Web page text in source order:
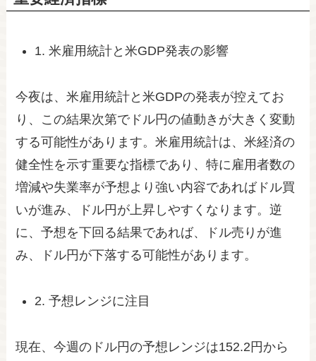
1. 米雇用統計と米GDP発表の影響
今夜は、米雇用統計と米GDPの発表が控えてお
り、この結果次第でドル円の値動きが大きく変動
する可能性があります。米雇用統計は、米経済の
健全性を示す重要な指標であり、特に雇用者数の
増減や失業率が予想より強い内容であればドル買
いが進み、ドル円が上昇しやすくなります。逆
に、予想を下回る結果であれば、ドル売りが進
み、ドル円が下落する可能性があります。
2. 予想レンジに注目
現在、今週のドル円の予想レンジは152.2円から